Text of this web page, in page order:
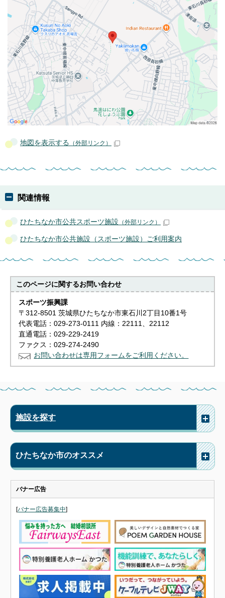
地図を表示する （外部リンク）
関連情報
ひたちなか市公共スポーツ施設 （外部リンク）
ひたちなか市公共施設（スポーツ施設）ご利用案内
このページに関するお問い合わせ
スポーツ振興課
〒312-8501 茨城県ひたちなか市東石川2丁目10番1号
代表電話：029-273-0111 内線：22111、22112
直通電話：029-229-2419
ファクス：029-274-2490
お問い合わせは専用フォームをご利用ください。
施設を探す
ひたちなか市のオススメ
バナー広告
[バナー広告募集中]